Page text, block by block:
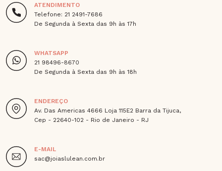
ATENDIMENTO
Telefone: 21 2491-7686
De Segunda à Sexta das 9h às 17h
WHATSAPP
21 98496-8670
De Segunda à Sexta das 9h às 18h
ENDEREÇO
Av. Das Americas 4666 Loja 115E2 Barra da Tijuca,
Cep - 22640-102 - Rio de Janeiro - RJ
E-MAIL
sac@joiaslulean.com.br